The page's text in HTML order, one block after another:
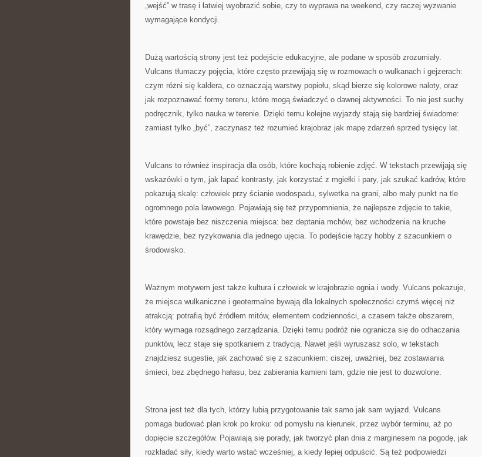
„wejść” w trasę i łatwiej wyobrazić sobie, czy to wyprawa na weekend, czy raczej wyzwanie
wymagające kondycji.
Dużą wartością strony jest też podejście edukacyjne, ale podane w sposób zrozumiały.
Vulcans tłumaczy pojęcia, które często przewijają się w rozmowach o wulkanach i gejzerach:
czym różni się kaldera, co oznaczają warstwy popiołu, skąd bierze się kolorowe naloty, oraz
jak rozpoznawać formy terenu, które mogą świadczyć o dawnej aktywności. To nie jest suchy
podręcznik, tylko nauka w terenie. Dzięki temu kolejne wyjazdy stają się bardziej świadome:
zamiast tylko „być”, zaczynasz też rozumieć krajobraz jak mapę zdarzeń sprzed tysięcy lat.
Vulcans to również inspiracja dla osób, które kochają robienie zdjęć. W tekstach przewijają się
wskazówki o tym, jak łapać kontrasty, jak korzystać z mgiełki i pary, jak szukać kadrów, które
pokazują skalę: człowiek przy ścianie wodospadu, sylwetka na grani, albo mały punkt na tle
ogromnego pola lawowego. Pojawiają się też przypomnienia, że najlepsze zdjęcie to takie,
które powstaje bez niszczenia miejsca: bez deptania mchów, bez wchodzenia na kruche
krawędzie, bez ryzykowania dla jednego ujęcia. To podejście łączy hobby z szacunkiem o
środowisko.
Ważnym motywem jest także kultura i człowiek w krajobrazie ognia i wody. Vulcans pokazuje,
że miejsca wulkaniczne i geotermalne bywają dla lokalnych społeczności czymś więcej niż
atrakcją: potrafią być źródłem mitów, elementem codzienności, a czasem także obszarem,
który wymaga rozsądnego zarządzania. Dzięki temu podróż nie ogranicza się do odhaczania
punktów, lecz staje się spotkaniem z tradycją. Nawet jeśli wyruszasz solo, w tekstach
znajdziesz sugestie, jak zachować się z szacunkiem: ciszej, uważniej, bez zostawiania
śmieci, bez zbędnego hałasu, bez zabierania kamieni tam, gdzie nie jest to dozwolone.
Strona jest też dla tych, którzy lubią przygotowanie tak samo jak sam wyjazd. Vulcans
pomaga budować plan krok po kroku: od pomysłu na kierunek, przez wybór terminu, aż po
dopięcie szczegółów. Pojawiają się porady, jak tworzyć plan dnia z marginesem na pogodę, jak
rozkładać siły, kiedy warto wstać wcześniej, a kiedy lepiej odpuścić. Są też podpowiedzi